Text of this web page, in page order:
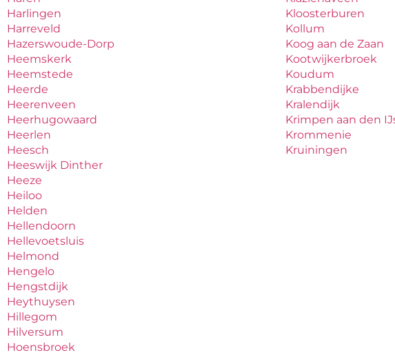
Harlingen
Harreveld
Hazerswoude-Dorp
Heemskerk
Heemstede
Heerde
Heerenveen
Heerhugowaard
Heerlen
Heesch
Heeswijk Dinther
Heeze
Heiloo
Helden
Hellendoorn
Hellevoetsluis
Helmond
Hengelo
Hengstdijk
Heythuysen
Hillegom
Hilversum
Hoensbroek
Kloosterburen
Kollum
Koog aan de Zaan
Kootwijkerbroek
Koudum
Krabbendijke
Kralendijk
Krimpen aan den
Krommenie
Kruiningen